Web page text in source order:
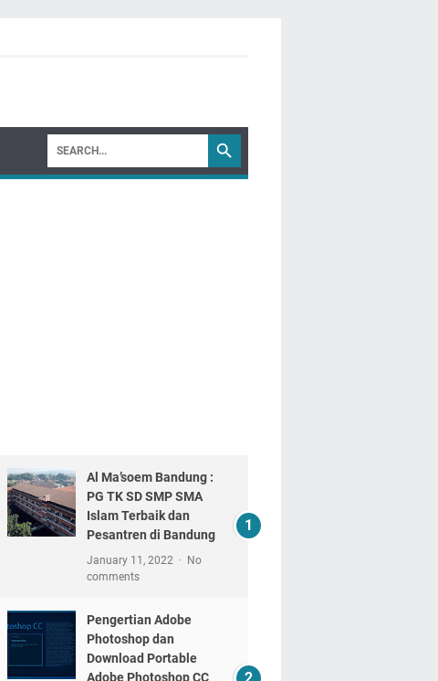
Al Ma’soem Bandung :
PG TK SD SMP SMA
Islam Terbaik dan
Pesantren di Bandung
January 11, 2022
No
comments
Pengertian Adobe
Photoshop dan
Download Portable
Adobe Photoshop CC